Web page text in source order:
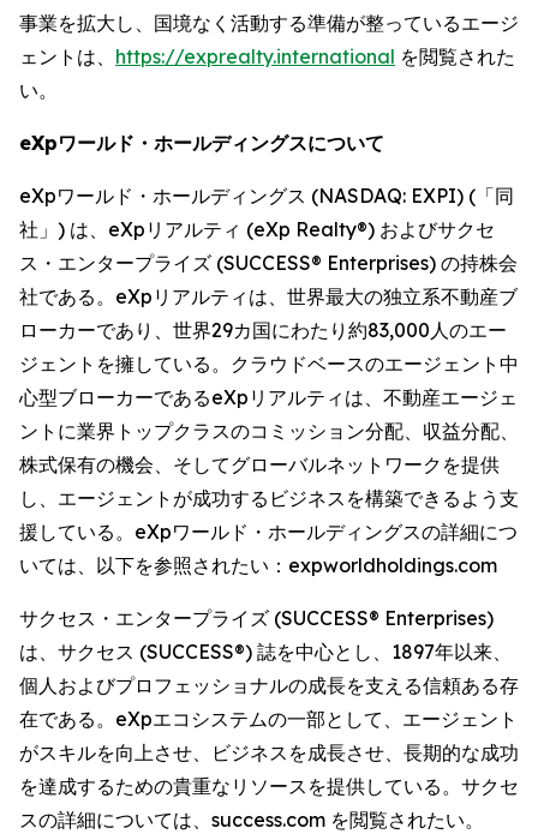
事業を拡大し、国境なく活動する準備が整っているエージ
ェントは、 https://exprealty.international を閲覧された
い。
eXpワールド・ホールディングスについて
eXpワールド・ホールディングス (NASDAQ: EXPI) (「同
社」) は、eXpリアルティ (eXp Realty®) およびサクセ
ス・エンタープライズ (SUCCESS® Enterprises) の持株会
社である。eXpリアルティは、世界最大の独立系不動産ブ
ローカーであり、世界29カ国にわたり約83,000人のエー
ジェントを擁している。クラウドベースのエージェント中
心型ブローカーであるeXpリアルティは、不動産エージェ
ントに業界トップクラスのコミッション分配、収益分配、
株式保有の機会、そしてグローバルネットワークを提供
し、エージェントが成功するビジネスを構築できるよう支
援している。eXpワールド・ホールディングスの詳細につ
いては、以下を参照されたい：expworldholdings.com
サクセス・エンタープライズ (SUCCESS® Enterprises)
は、サクセス (SUCCESS®) 誌を中心とし、1897年以来、
個人およびプロフェッショナルの成長を支える信頼ある存
在である。eXpエコシステムの一部として、エージェント
がスキルを向上させ、ビジネスを成長させ、長期的な成功
を達成するための貴重なリソースを提供している。サクセ
スの詳細については、success.com を閲覧されたい。